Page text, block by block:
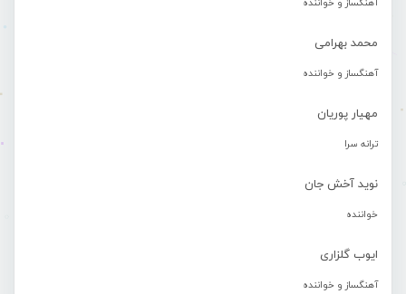
آهنگساز و خواننده
محمد بهرامی
آهنگساز و خواننده
مهیار پوریان
ترانه سرا
نوید آخش جان
خواننده
ایوب گلزاری
آهنگساز و خواننده